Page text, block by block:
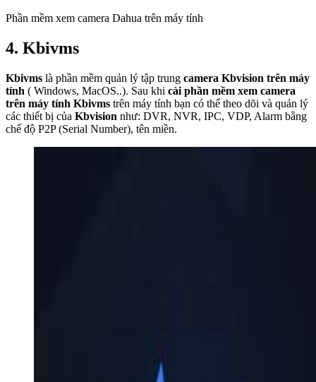
Phần mềm xem camera Dahua trên máy tính
4. Kbivms
Kbivms là phần mềm quản lý tập trung camera Kbvision trên máy
tính ( Windows, MacOS..). Sau khi cài phần mềm xem camera
trên máy tính Kbivms trên máy tính bạn có thể theo dõi và quản lý
các thiết bị của Kbvision như: DVR, NVR, IPC, VDP, Alarm bằng
chế độ P2P (Serial Number), tên miền.